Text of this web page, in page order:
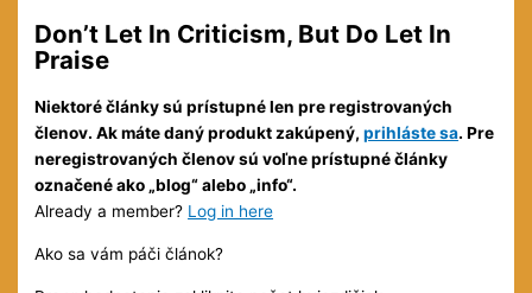
Don’t Let In Criticism, But Do Let In
Praise
Niektoré články sú prístupné len pre registrovaných
členov. Ak máte daný produkt zakúpený,prihláste sa. Pre
neregistrovaných členov sú voľne prístupné články
označené ako „blog“ alebo „info“.
Already a member? Log in here
Ako sa vám páči článok?